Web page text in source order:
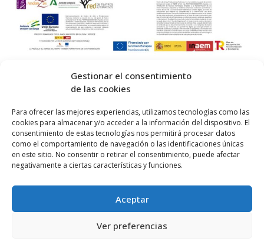
Gestionar el consentimiento
de las cookies
Para ofrecer las mejores experiencias, utilizamos tecnologías como las
cookies para almacenar y/o acceder a la información del dispositivo. El
consentimiento de estas tecnologías nos permitirá procesar datos
como el comportamiento de navegación o las identificaciones únicas
en este sitio. No consentir o retirar el consentimiento, puede afectar
negativamente a ciertas características y funciones.
Aceptar
Ver preferencias
by QM.
Inicio
Contacta
Política de Privacidad